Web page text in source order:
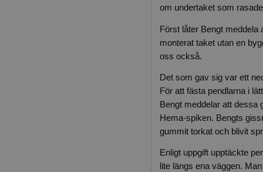
om undertaket som
Först låter Bengt meddela
monterat taket utan en
oss också.
Det som gav sig var ett
För att fästa pendlarna i
Bengt meddelar att dessa
Hema-spiken. Bengts
gummit torkat och blivit
Enligt uppgift upptäckte
lite längs ena väggen.